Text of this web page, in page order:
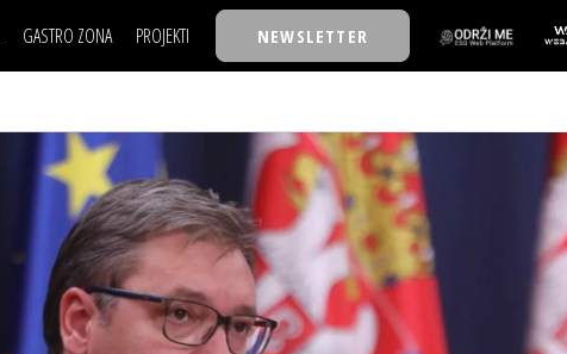
GASTRO ZONA PROJEKTI
30 ISPOD 30
BACK TO OFFICE/SCHOOL
BIZBENDOVI
BIZKOLEGIJUM
NEWSLETTER
NAJKOLEGA
30 ISPOD 30
BACK TO OFFICE/SCHOOL
BIZBENDOVI
BIZKOLEGIJUM
BMW BIZNIS LIGA
BIZLIFE WEEK